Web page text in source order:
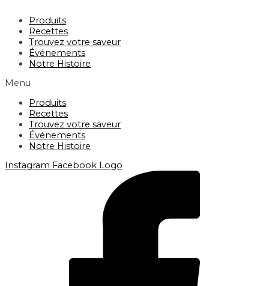
Produits
Recettes
Trouvez votre saveur
Événements
Notre Histoire
Menu
Produits
Recettes
Trouvez votre saveur
Événements
Notre Histoire
Instagram Facebook Logo